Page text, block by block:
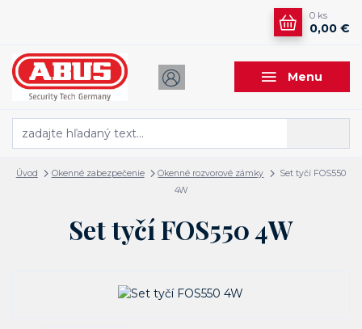
Menu
0 ks
0,00 €
Úvod Okenné zabezpečenie Okenné rozvorové zámky
Set tyčí FOS550
4W
Set tyčí FOS550 4W